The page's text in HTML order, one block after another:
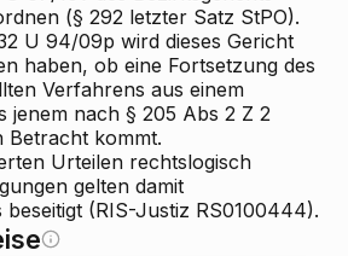
(§ 292 letzter Satz StPO).
U 94/09p wird dieses Gericht
haben, ob eine Fortsetzung des
Verfahrens aus einem
jenem nach § 205 Abs 2 Z 2
Betracht kommt.
Urteilen rechtslogisch
gelten damit
beseitigt (RIS-Justiz RS0100444).